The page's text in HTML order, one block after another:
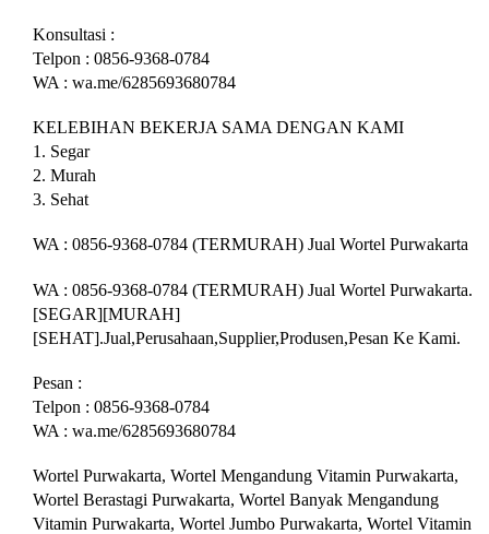
Konsultasi :
Telpon : 0856-9368-0784
WA : wa.me/6285693680784
KELEBIHAN BEKERJA SAMA DENGAN KAMI
1. Segar
2. Murah
3. Sehat
WA : 0856-9368-0784 (TERMURAH) Jual Wortel Purwakarta
WA : 0856-9368-0784 (TERMURAH) Jual Wortel Purwakarta.
[SEGAR][MURAH]
[SEHAT].Jual,Perusahaan,Supplier,Produsen,Pesan Ke Kami.
Pesan :
Telpon : 0856-9368-0784
WA : wa.me/6285693680784
Wortel Purwakarta, Wortel Mengandung Vitamin Purwakarta,
Wortel Berastagi Purwakarta, Wortel Banyak Mengandung
Vitamin Purwakarta, Wortel Jumbo Purwakarta, Wortel Vitamin